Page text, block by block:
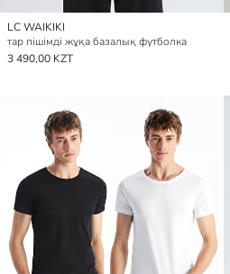
LC WAIKIKI
тар пішімді жұқа базалық футболка
3 490,00 KZT